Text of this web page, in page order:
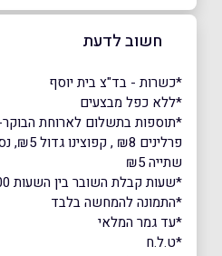
חשוב לדעת
*כשרות - בד"צ בית יוסף
*ללא כפל מבצעים
שתייה ₪5
*שעות קבלת השובר בין השעות 07:00-12:00
*התמונה להמחשה בלבד
*עד גמר המלאי
*ט.ל.ח